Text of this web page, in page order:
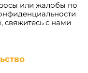
или жалобы по
свяжитесь с нами